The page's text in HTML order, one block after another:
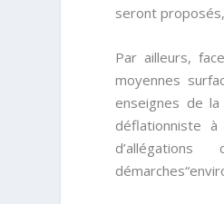
seront
Par ailleurs,
moyennes
enseignes de
déflationniste